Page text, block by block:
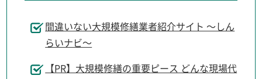
間違いない大規模修繕業者紹介サイト ～しん
らいナビ～
【PR】大規模修繕の重要ピース どんな現場代